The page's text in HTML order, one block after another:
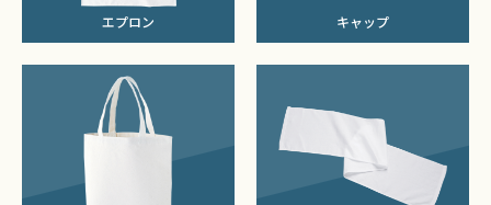
エプロン キャップ